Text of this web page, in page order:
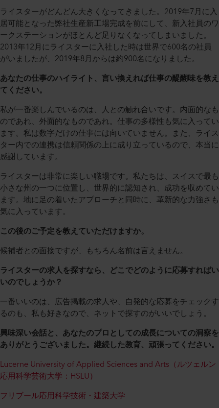
ライスターがどんどん大きくなってきました。2019年7月に入
居可能となった弊社生産新工場完成を前にして、新入社員のワ
ークステーションがほとんど足りなくなってしまいました。
2013年12月にライスターに入社した時は世界で600名の社員
がいましたが、2019年8月からは約900名になりました。
あなたの仕事のハイライト、言い換えれば仕事の醍醐味を教え
てください。
私が一番楽しんでいるのは、人との触れ合いです。内面的なも
のであれ、外面的なものであれ。仕事の多様性も気に入ってい
ます。私は数字だけの仕事には向いていません。また、ライス
ター内での連携は信頼関係の上に成り立っているので、本当に
感謝しています。
ライスターは非常に楽しい職場です。私たちは、スイスで最も
小さな州の一つに位置し、世界的に認知され、成功を収めてい
ます。地に足の着いたアプローチと同時に、革新的な力強さも
気に入っています。
この後のご予定を教えていただけますか。
候補者との面接ですが、もちろん名前は言えません。
ライスターの求人を探すなら、どこでどのように応募すればい
いのでしょうか？
一番いいのは、広告掲載の求人や、自発的な応募をチェックす
るのも、私も好きなので、ネットで探すのがいいでしょう。
興味深い会話と、あなたのプロとしての成長についての洞察を
ありがとうございました。継続した教育、頑張ってください。
Lucerne University of Applied Sciences and Arts（ルツェルン
応用科学芸術大学：HSLU）
フリブール応用科学技術・建築大学